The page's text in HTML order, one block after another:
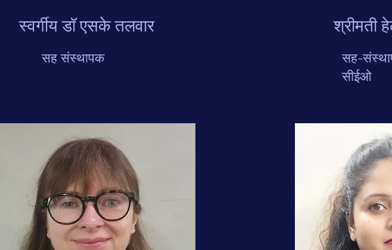
स्वर्गीय डॉ एसके तलवार
सह संस्थापक
श्रीमती
सह-
सीईओ